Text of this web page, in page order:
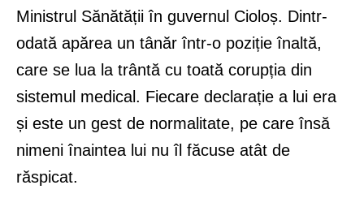
Ministrul Sănătății în guvernul Cioloș. Dintr-
odată apărea un tânăr într-o poziție înaltă,
care se lua la trântă cu toată corupția din
sistemul medical. Fiecare declarație a lui era
și este un gest de normalitate, pe care însă
nimeni înaintea lui nu îl făcuse atât de
răspicat.